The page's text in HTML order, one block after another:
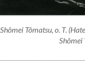
Shômei Tômatsu, o. T.
Shômei